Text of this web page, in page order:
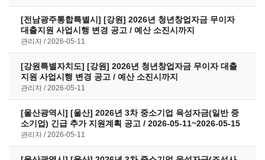
[전남광주통합특별시] [강원] 2026년 청년창업자금 무이자
대출지원 사업시행 변경 공고 / 예산 소진시까지
관리자 2026-05-11
[강원특별자치도] [강원] 2026년 청년창업자금 무이자 대출
지원 사업시행 변경 공고 / 예산 소진시까지
관리자 2026-05-11
[울산광역시] [울산] 2026년 3차 중소기업 육성자금(일반 중
소기업) 긴급 추가 지원계획 공고 / 2026-05-11~2026-05-15
관리자 2026-05-11